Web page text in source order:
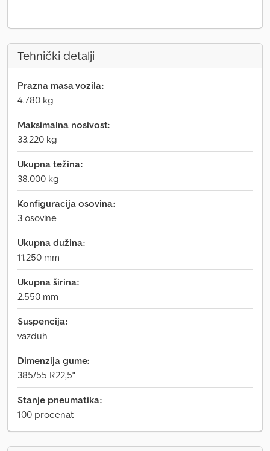
Tehnički detalji
Prazna masa vozila:
4.780 kg
Maksimalna nosivost:
33.220 kg
Ukupna težina:
38.000 kg
Konfiguracija osovina:
3 osovine
Ukupna dužina:
11.250 mm
Ukupna širina:
2.550 mm
Suspencija:
vazduh
Dimenzija gume:
385/55 R22,5"
Stanje pneumatika:
100 procenat